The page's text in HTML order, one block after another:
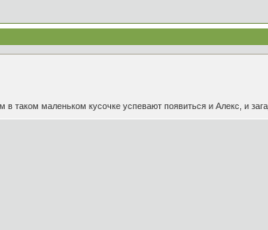
таком маленьком кусочке успевают появиться и Алекс, и